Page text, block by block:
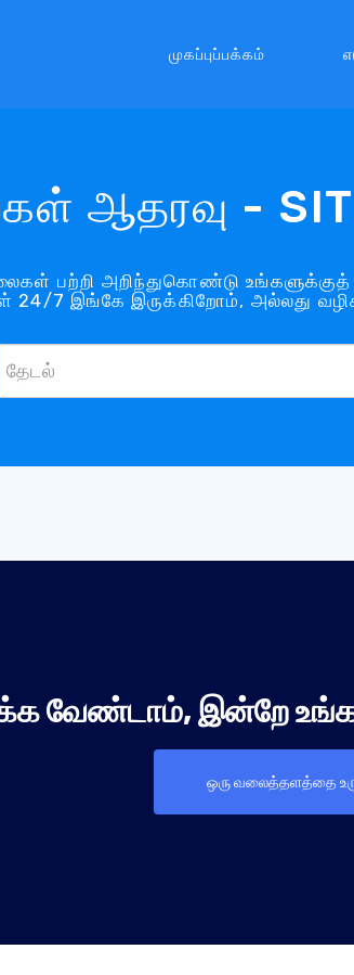
முகப்புப்பக்கம்
ஆதரவு -
பற்றி அறிந்துகொண்டு
24/7 இங்கே இருக்கிறோம், அல்லது
வேண்டாம், இன்றே
ஒரு வலைத்தளத்தை